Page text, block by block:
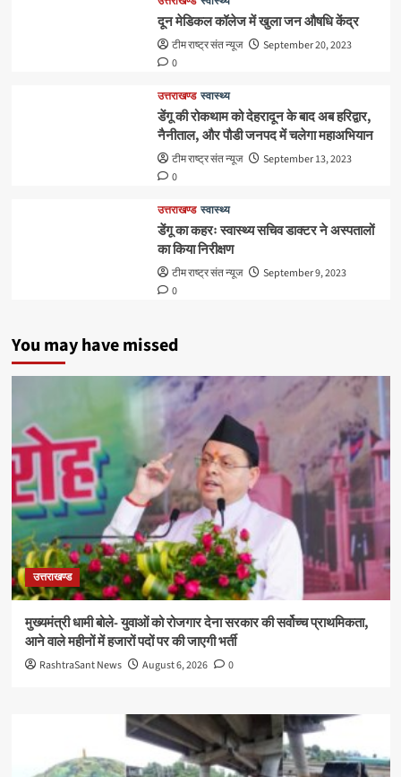
दून मेडिकल कॉलेज में खुला जन औषधि केंद्र
टीम राष्ट्र संत न्यूज
September 20, 2023
0
उत्तराखण्ड स्वास्थ्य
डेंगू की रोकथाम को देहरादून के बाद अब हरिद्वार,
नैनीताल, और पौडी जनपद में चलेगा महाअभियान
टीम राष्ट्र संत न्यूज
September 13, 2023
0
उत्तराखण्ड स्वास्थ्य
डेंगू का कहरः स्वास्थ्य सचिव डाक्टर ने अस्पतालों
का किया निरीक्षण
टीम राष्ट्र संत न्यूज
September 9, 2023
0
You may have missed
उत्तराखण्ड
मुख्यमंत्री धामी बोले- युवाओं को रोजगार देना सरकार की सर्वोच्च प्राथमिकता,
आने वाले महीनों में हजारों पदों पर की जाएगी भर्ती
RashtraSant News August 6, 2026 0